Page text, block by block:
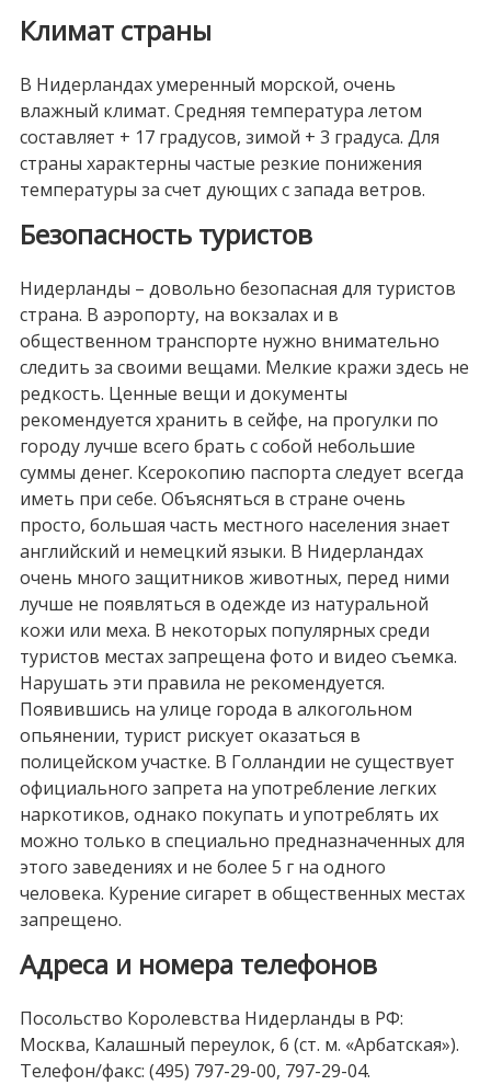
Климат страны
В Нидерландах умеренный морской, очень
влажный климат. Средняя температура летом
составляет + 17 градусов, зимой + 3 градуса. Для
страны характерны частые резкие понижения
температуры за счет дующих с запада ветров.
Безопасность туристов
Нидерланды – довольно безопасная для туристов
страна. В аэропорту, на вокзалах и в
общественном транспорте нужно внимательно
следить за своими вещами. Мелкие кражи здесь не
редкость. Ценные вещи и документы
рекомендуется хранить в сейфе, на прогулки по
городу лучше всего брать с собой небольшие
суммы денег. Ксерокопию паспорта следует всегда
иметь при себе. Объясняться в стране очень
просто, большая часть местного населения знает
английский и немецкий языки. В Нидерландах
очень много защитников животных, перед ними
лучше не появляться в одежде из натуральной
кожи или меха. В некоторых популярных среди
туристов местах запрещена фото и видео съемка.
Нарушать эти правила не рекомендуется.
Появившись на улице города в алкогольном
опьянении, турист рискует оказаться в
полицейском участке. В Голландии не существует
официального запрета на употребление легких
наркотиков, однако покупать и употреблять их
можно только в специально предназначенных для
этого заведениях и не более 5 г на одного
человека. Курение сигарет в общественных местах
запрещено.
Адреса и номера телефонов
Посольство Королевства Нидерланды в РФ:
Москва, Калашный переулок, 6 (ст. м. «Арбатская»).
Телефон/факс: (495) 797-29-00, 797-29-04.